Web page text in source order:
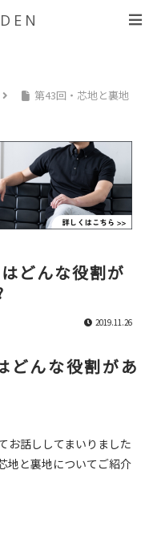
第43回・芯地と裏地
どんな役割が
2019.11.26
んな役割があ
お話ししてまいりました
地と裏地についてご紹介